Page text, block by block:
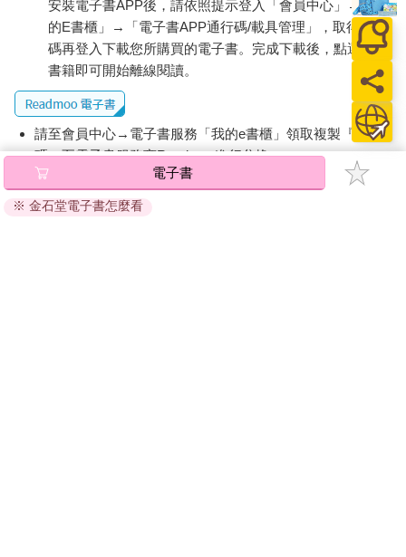
安裝電子書APP後，請依照提示登入「會員中心」→「我
的E書櫃」→「電子書APP通行碼/載具管理」，取得通行
碼再登入下載您所購買的電子書。完成下載後，點選任一
書籍即可開始離線閱讀。
請至會員中心→電子書服務「我的e書櫃」領取複製『兌換
碼』至電子書服務商Readmoo進行兌換。
退換貨須知：
因版權保護，您在金石堂所購買的電子書僅能以金石堂專屬
電子書
※ 金石堂電子書怎麼看